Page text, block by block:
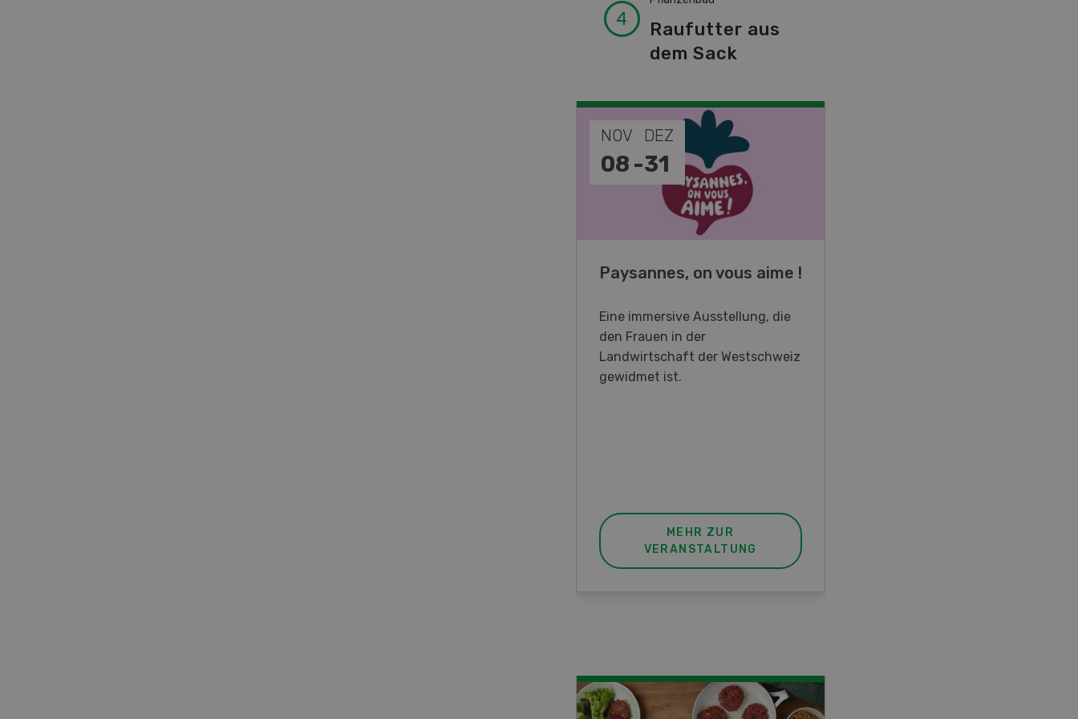
Raufutter aus
dem Sack
NOV
08 -
DEZ
31
Paysannes, on vous aime !
Eine immersive Ausstellung, die
den Frauen in der
Landwirtschaft der Westschweiz
gewidmet ist.
MEHR ZUR
VERANSTALTUNG